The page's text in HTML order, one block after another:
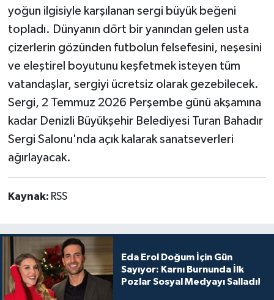
yoğun ilgisiyle karşılanan sergi büyük beğeni
topladı. Dünyanın dört bir yanından gelen usta
çizerlerin gözünden futbolun felsefesini, neşesini
ve eleştirel boyutunu keşfetmek isteyen tüm
vatandaşlar, sergiyi ücretsiz olarak gezebilecek.
Sergi, 2 Temmuz 2026 Perşembe günü akşamına
kadar Denizli Büyükşehir Belediyesi Turan Bahadır
Sergi Salonu'nda açık kalarak sanatseverleri
ağırlayacak.
Kaynak: RSS
Eda Erol Doğum İçin Gün
Sayıyor: Karnı Burnunda İlk
Pozlar Sosyal Medyayı Salladı!